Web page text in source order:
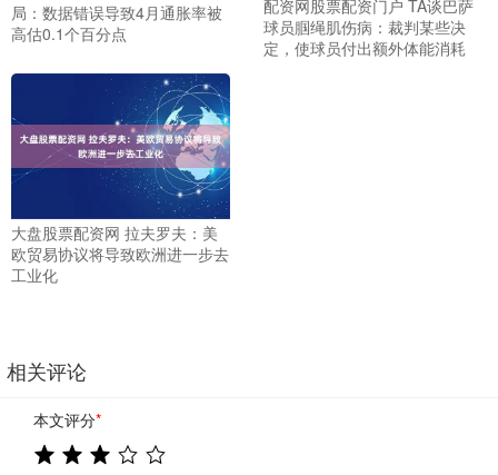
局：数据错误导致4月通胀率被
高估0.1个百分点
配资网股票配资门户 TA谈巴萨
球员腘绳肌伤病：裁判某些决
定，使球员付出额外体能消耗
大盘股票配资网 拉夫罗夫：美
欧贸易协议将导致欧洲进一步去
工业化
相关评论
本文评分*